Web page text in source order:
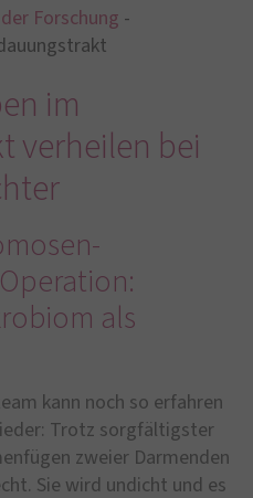
Forschung -
im
verheilen bei
als
kann noch so erfahren
Trotz sorgfältigster
zweier Darmenden
Sie wird undicht und es